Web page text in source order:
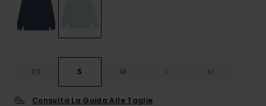
XS S M L XL
Consulta La Guida Alle Taglie